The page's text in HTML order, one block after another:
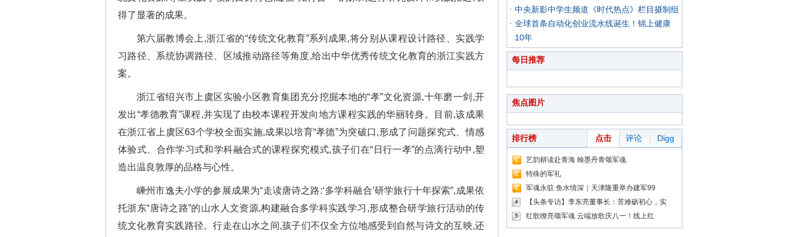
得了显著的成果。
第六届教博会上,浙江省的“传统文化教育”系列成果,将分别从课程设计路径、实践学
习路径、系统协调路径、区域推动路径等角度,给出中华优秀传统文化教育的浙江实践方
案。
浙江省绍兴市上虞区实验小区教育集团充分挖掘本地的“孝”文化资源,十年磨一剑,开
发出“孝德教育”课程,并实现了由校本课程开发向地方课程实践的华丽转身。目前,该成果
在浙江省上虞区63个学校全面实施,成果以培育“孝德”为突破口,形成了问题探究式、情感
体验式、合作学习式和学科融合式的课程探究模式,孩子们在“日行一孝”的点滴行动中,塑
造出温良敦厚的品格与心性。
嵊州市逸夫小学的参展成果为“走读唐诗之路:‘多学科融合’研学旅行十年探索”,成果依
托浙东“唐诗之路”的山水人文资源,构建融合多学科实践学习,形成整合研学旅行活动的传
统文化教育实践路径。行走在山水之间,孩子们不仅全方位地感受到自然与诗文的互映,还
中央新影中学生频道《时代热点》栏目摄制组
全球首条自动化创业流水线诞生！锦上健康
10年
每日推荐
焦点图片
排行榜 点击 评论 Digg
1 艺韵耕读赴青海 翰墨丹青颂军魂
2 特殊的军礼
3 军魂永驻 鱼水情深｜天津隆重举办建军99
4 【头条专访】李东亮董事长：苦难砺初心，实
5 红歌嘹亮颂军魂 云端放歌庆八一！线上红